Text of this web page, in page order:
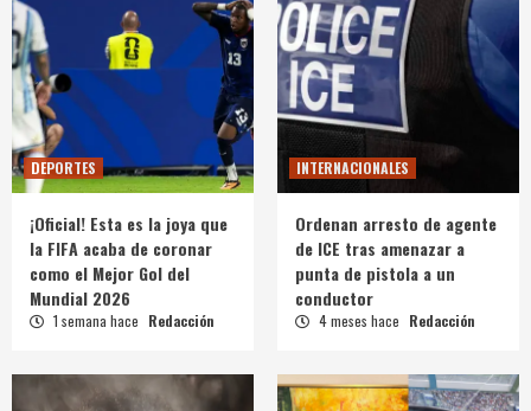
DEPORTES
¡Oficial! Esta es la joya que
la FIFA acaba de coronar
como el Mejor Gol del
Mundial 2026
1 semana hace Redacción
INTERNACIONALES
Ordenan arresto de agente
de ICE tras amenazar a
punta de pistola a un
conductor
4 meses hace Redacción